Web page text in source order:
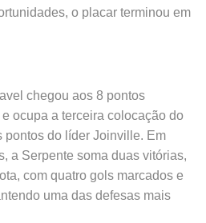
o placar terminou em
chegou aos 8 pontos
ocupa a terceira colocação do
pontos do líder Joinville. Em
a Serpente soma duas vitórias,
com quatro gols marcados e
uma das defesas mais